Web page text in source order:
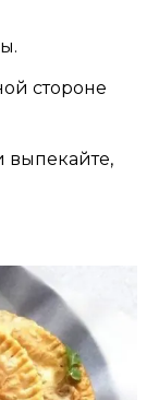
стороне
выпекайте,